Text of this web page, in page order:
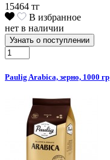
15464 тг
В избранное
нет в наличии
Узнать о поступлении
Paulig Arabica, зерно, 1000 гр